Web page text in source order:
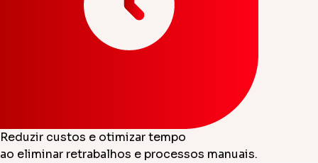
Reduzir custos e otimizar tempo
ao eliminar retrabalhos e processos manuais.